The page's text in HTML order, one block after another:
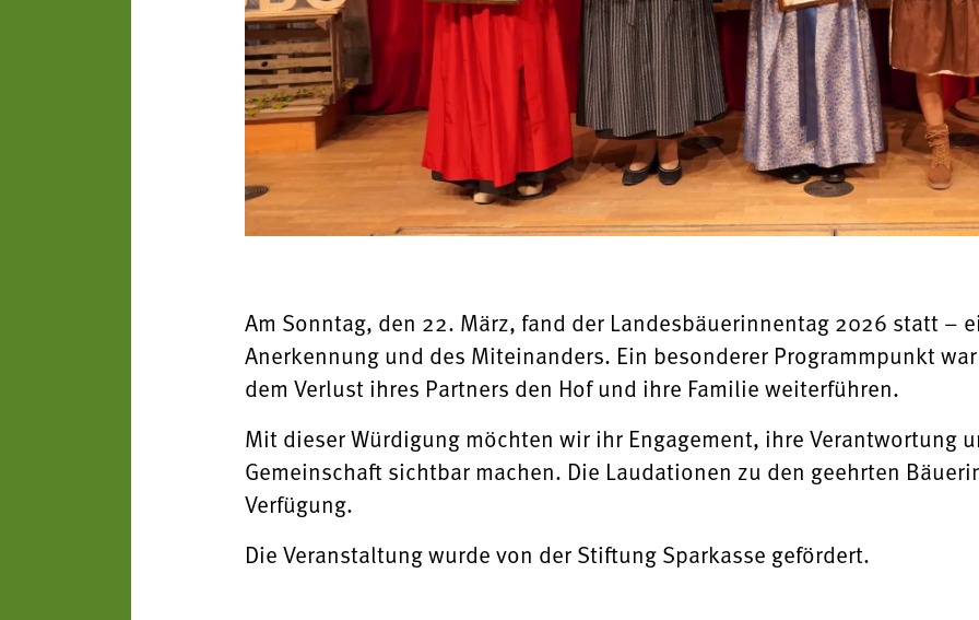
Am Sonntag, den 22. März, fand der Landesbäuerinnentag 2026 statt –
Anerkennung und des Miteinanders. Ein besonderer Programmpunkt
dem Verlust ihres Partners den Hof und ihre Familie weiterführen.
Mit dieser Würdigung möchten wir ihr Engagement, ihre Verantwortung
Gemeinschaft sichtbar machen. Die Laudationen zu den geehrten
Verfügung.
Die Veranstaltung wurde von der Stiftung Sparkasse gefördert.